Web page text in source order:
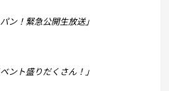
ン！緊急公開生放送」
ント盛りだくさん！」